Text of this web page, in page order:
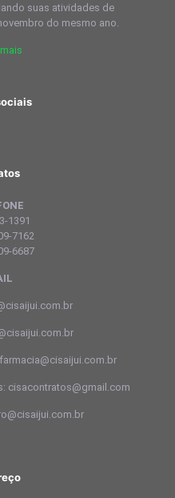
suas atividades de
do mesmo ano.
1391
7162
6687
cisacontratos@gmail.com